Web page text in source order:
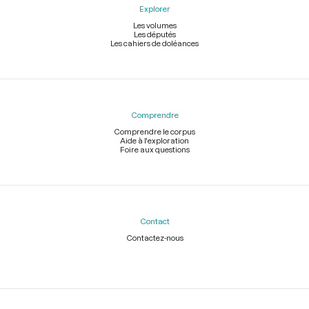
Explorer
Les volumes
Les députés
Les cahiers de doléances
Comprendre
Comprendre le corpus
Aide à l'exploration
Foire aux questions
Contact
Contactez-nous
Légal